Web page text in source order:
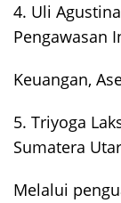
4. Uli
Pengawasan
Keuangan,
5. Triyoga
Sumatera
Melalui